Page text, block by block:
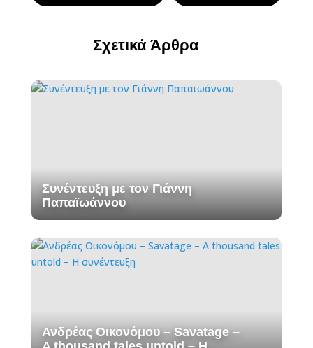
Σχετικά Άρθρα
Συνέντευξη με τον Γιάννη
Παπαϊωάννου
Ανδρέας Οικονόμου – Savatage –